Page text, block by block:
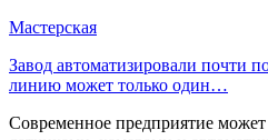
Мастерская
Завод автоматизировали почти
линию может только один…
Современное предприятие